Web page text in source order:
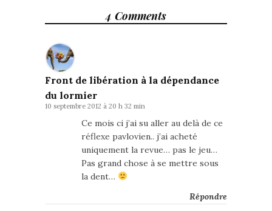
4 Comments
Front de libération à la dépendance
du lormier
10 septembre 2012 à 20 h 32 min
Ce mois ci j’ai su aller au delà de ce
réflexe pavlovien.. j’ai acheté
uniquement la revue… pas le jeu…
Pas grand chose à se mettre sous
la dent…
Répondre